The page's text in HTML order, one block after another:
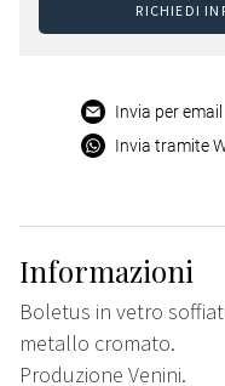
RICHIEDI
Invia per email
Invia tramite
Informazioni
Boletus in vetro
metallo cromato.
Produzione Venini.